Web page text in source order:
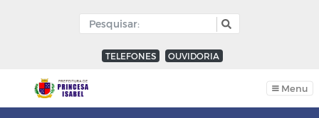
TELEFONES OUVIDORIA
Menu